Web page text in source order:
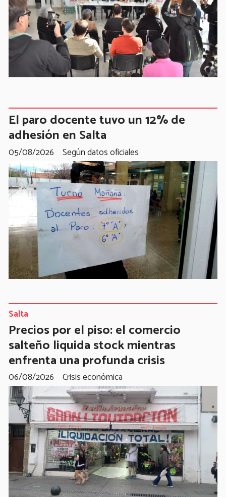
El paro docente tuvo un 12% de
adhesión en Salta
Según datos oficiales
05/08/2026
Precios por el piso: el comercio
salteño liquida stock mientras
enfrenta una profunda crisis
Crisis económica
Salta
06/08/2026